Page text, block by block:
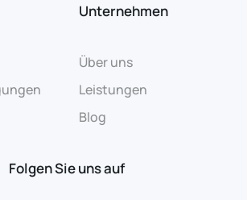
Unternehmen
Über uns
Leistungen
Blog
Folgen Sie uns auf